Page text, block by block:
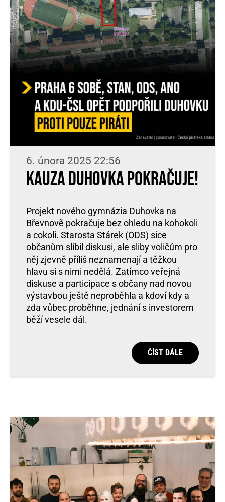
6. února 2025 22:56
Kauza Duhovka pokračuje!
Projekt nového gymnázia Duhovka na
Břevnově pokračuje bez ohledu na kohokoli
a cokoli. Starosta Stárek (ODS) sice
občanům slíbil diskusi, ale sliby voličům pro
něj zjevně příliš neznamenají a těžkou
hlavu si s nimi nedělá. Zatímco veřejná
diskuse a participace s občany nad novou
výstavbou ještě neproběhla a kdoví kdy a
zda vůbec proběhne, jednání s investorem
běží vesele dál.
ČÍST DÁLE